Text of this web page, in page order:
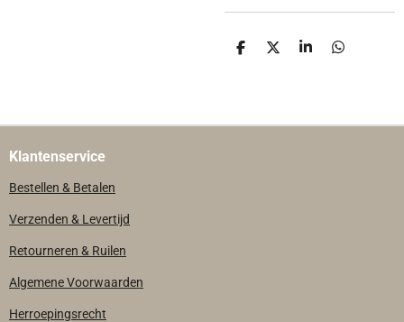
D
D
S
D
Klantenservice
Bestellen & Betalen
Verzenden & Levertijd
Retourneren & Ruilen
Algemene Voorwaarden
Herroepingsrecht